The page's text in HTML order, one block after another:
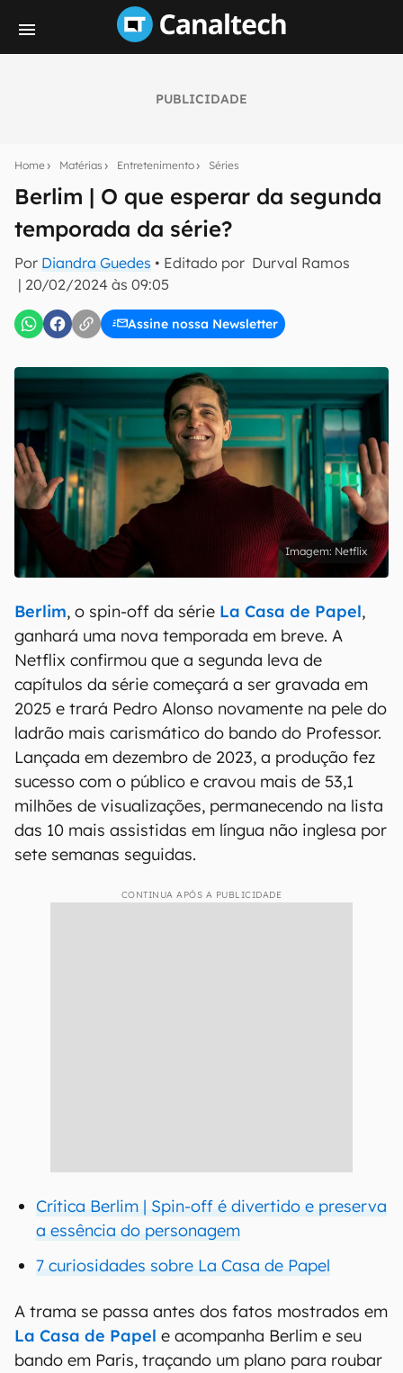
PUBLICIDADE
Home Matérias Entretenimento Séries
Berlim | O que esperar da segunda
temporada da série?
Por Diandra Guedes • Editado por Durval Ramos
| 20/02/2024 às 09:05
Assine nossa Newsletter
notícias e reviews sobre tecnologia em primeira
mão.
E-mail
Uso e Política de Privacidade do Canaltech.
Netflix
Berlim, o spin-off da série La Casa de Papel,
ganhará uma nova temporada em breve. A
Netflix confirmou que a segunda leva de
capítulos da série começará a ser gravada em
2025 e trará Pedro Alonso novamente na pele do
ladrão mais carismático do bando do Professor.
Lançada em dezembro de 2023, a produção fez
sucesso com o público e cravou mais de 53,1
milhões de visualizações, permanecendo na lista
das 10 mais assistidas em língua não inglesa por
sete semanas seguidas.
CONTINUA APÓS A PUBLICIDADE
Crítica Berlim | Spin-off é divertido e preserva
a essência do personagem
7 curiosidades sobre La Casa de Papel
A trama se passa antes dos fatos mostrados em
La Casa de Papel e acompanha Berlim e seu
bando em Paris, traçando um plano para roubar